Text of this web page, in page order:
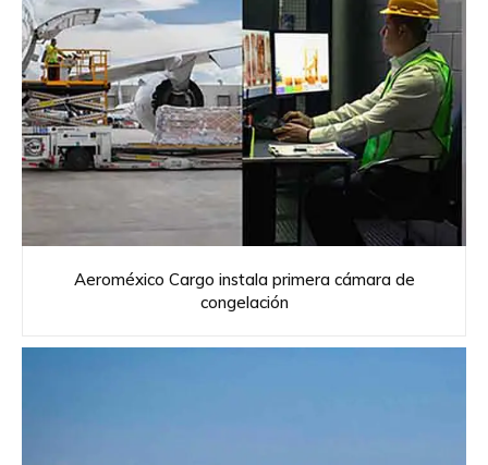
Aeroméxico Cargo instala primera cámara de
congelación